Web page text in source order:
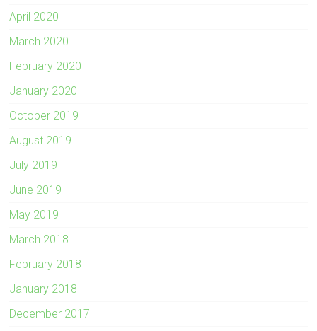
April 2020
March 2020
February 2020
January 2020
October 2019
August 2019
July 2019
June 2019
May 2019
March 2018
February 2018
January 2018
December 2017